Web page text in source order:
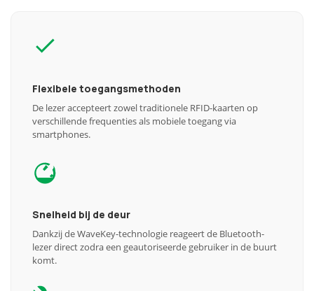
Flexibele toegangsmethoden
De lezer accepteert zowel traditionele RFID-kaarten op
verschillende frequenties als mobiele toegang via
smartphones.
Snelheid bij de deur
Dankzij de WaveKey-technologie reageert de Bluetooth-
lezer direct zodra een geautoriseerde gebruiker in de buurt
komt.